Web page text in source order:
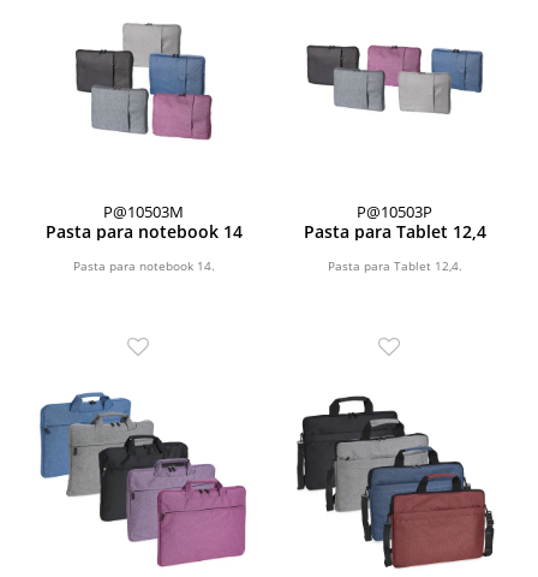
P@10503M
Pasta para notebook 14
Pasta para notebook 14.
P@10503P
Pasta para Tablet 12,4
Pasta para Tablet 12,4.